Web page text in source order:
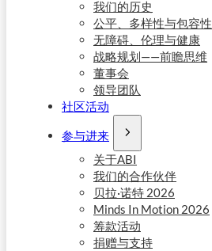
我们的历史
公平、多样性与包容性
无障碍、伦理与健康
战略规划——前瞻思维
董事会
领导团队
社区活动
参与进来
关于ABI
我们的合作伙伴
贝拉·诺特 2026
Minds In Motion 2026
筹款活动
捐赠与支持